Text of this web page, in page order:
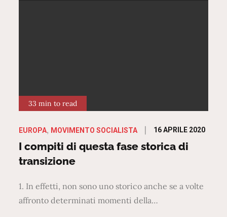
33 min to read
EUROPA MOVIMENTO SOCIALISTA
Posted
on
16 APRILE 2020
I compiti di questa fase storica di
transizione
1. In effetti, non sono uno storico anche se a volte
affronto determinati momenti della…